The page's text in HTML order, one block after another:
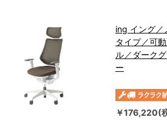
ing イング／
タイプ／可
ル／ダーク
ー
￥176,220(